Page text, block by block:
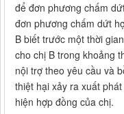
để đơn phương chấm
đơn phương chấm dứt
B biết trước một thời
cho chị B trong khoảng
nội trợ theo yêu cầu và
thiệt hại xảy ra xuất
hiện hợp đồng của chị.